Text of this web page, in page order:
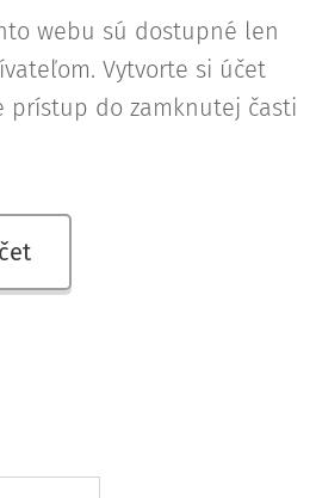
webu sú dostupné len
Vytvorte si účet
prístup do zamknutej časti